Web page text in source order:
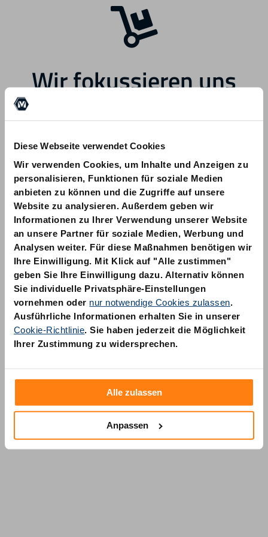
Diese Webseite verwendet Cookies
Wir verwenden Cookies, um Inhalte und Anzeigen zu
personalisieren, Funktionen für soziale Medien
anbieten zu können und die Zugriffe auf unsere
Website zu analysieren. Außerdem geben wir
Informationen zu Ihrer Verwendung unserer Website
an unsere Partner für soziale Medien, Werbung und
Analysen weiter. Für diese Maßnahmen benötigen wir
Ihre Einwilligung. Mit Klick auf "Alle zustimmen"
geben Sie Ihre Einwilligung dazu. Alternativ können
Sie individuelle Privatsphäre-Einstellungen
vornehmen oder nur notwendige Cookies zulassen.
Ausführliche Informationen erhalten Sie in unserer
Cookie-Richtlinie. Sie haben jederzeit die Möglichkeit
Ihrer Zustimmung zu widersprechen.
Alle zulassen
Anpassen
Wir fokussieren uns
zukünftig auf andere
Bereiche.
Bei Fragen zu Ihrer Bestellung wenden
Sie sich bitte an info@am-quality.com
AM Quality GmbH
Wolfsstraße 6-14